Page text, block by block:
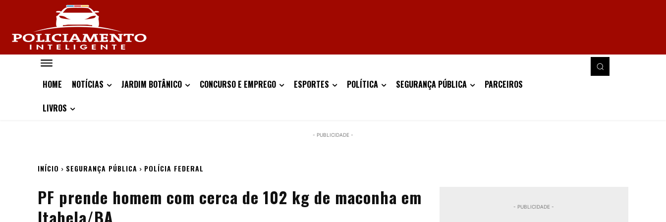
HOME NOTÍCIAS JARDIM BOTÂNICO CONCURSO E EMPREGO ESPORTES POLÍTICA SEGURANÇA PÚBLICA
PARCEIROS
LIVROS
- PUBLICIDADE -
INÍCIO SEGURANÇA PÚBLICA POLÍCIA FEDERAL
PF prende homem com cerca de 102 kg de maconha em
Itabela/BA
- PUBLICIDADE -